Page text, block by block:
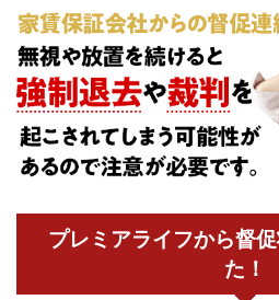
プレミアライフから督
た！